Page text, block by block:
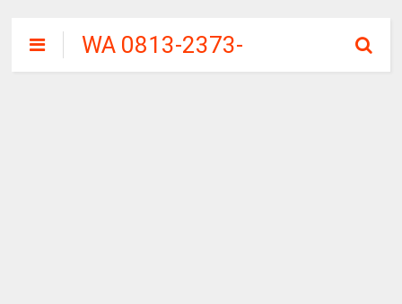
WA 0813-2373-
9973 | WALINI